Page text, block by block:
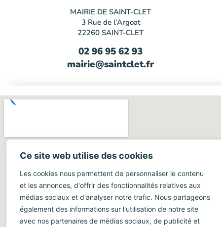
Ce site web utilise des cookies
Les cookies nous permettent de personnaliser le contenu
et les annonces, d'offrir des fonctionnalités relatives aux
médias sociaux et d'analyser notre trafic. Nous partageons
également des informations sur l'utilisation de notre site
avec nos partenaires de médias sociaux, de publicité et
MAIRIE DE SAINT-CLET
3 Rue de l’Argoat
22260 SAINT-CLET
02 96 95 62 93
mairie@saintclet.fr